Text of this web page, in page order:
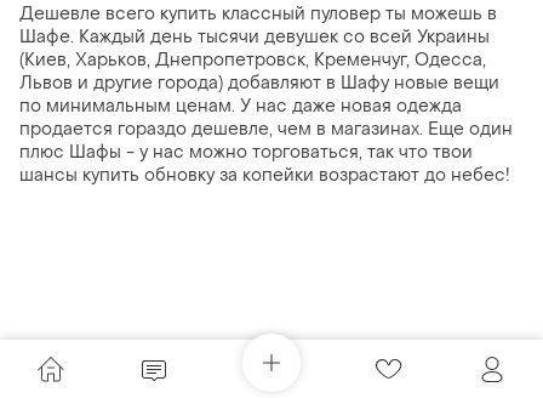
Дешевле всего купить классный пуловер ты можешь в
Шафе. Каждый день тысячи девушек со всей Украины
(Киев, Харьков, Днепропетровск, Кременчуг, Одесса,
Львов и другие города) добавляют в Шафу новые вещи
по минимальным ценам. У нас даже новая одежда
продается гораздо дешевле, чем в магазинах. Еще один
плюс Шафы - у нас можно торговаться, так что твои
шансы купить обновку за копейки возрастают до небес!